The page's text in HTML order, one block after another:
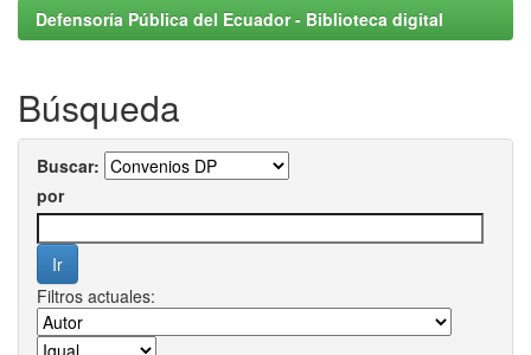
Defensoría Pública del Ecuador - Biblioteca digital
Búsqueda
Buscar:
por
Filtros actuales: